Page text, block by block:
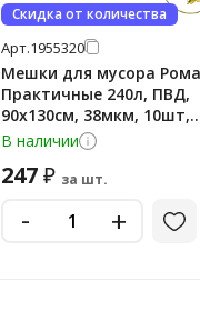
Скидка от количества
Арт.1955320
Мешки для мусора
Практичные 240л, ПВД,
90х130см, 38мкм, 10шт,
черного цвета, в
В наличии
247₽ за шт.
- +